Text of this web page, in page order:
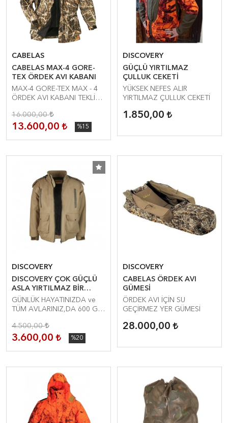
CABELAS
CABELAS MAX-4 GORE-
TEX ÖRDEK AVI KABANI
MAX-4 GORE-TEX MAX - 4
ÖRDEK AVI KABANI TEKLİ
16.000,00
13.600,00 %15
DISCOVERY
GÜÇLÜ YIRTILMAZ
ÇULLUK CEKETİ
YÜKSEK NEFES ALIR
YIRTILMAZ ÇULLUK CEKETİ
1.850,00
DISCOVERY
DISCOVERY ÇOK GÜÇLÜ
ASLA YIRTILMAZ BİR
KUMAŞTIR.. GORE-TEX
KISA MONT
GÜNLÜK HAYATINIZDA ve
TÜM AVLARINIZ,DA 600 GR
MONT
4.500,00
3.600,00 %20
DISCOVERY
CABELAS ÖRDEK AVI
GÜMESİ
ÖRDEK AVI İÇİN SU
GEÇİRMEZ YER GÜMESİ
28.000,00